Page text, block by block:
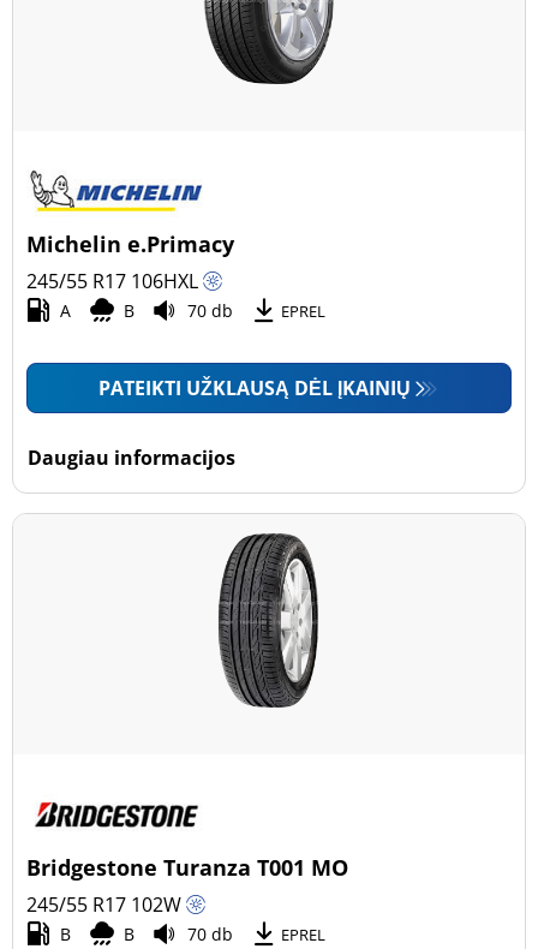
Michelin e.Primacy
245/55 R17 106HXL
A B 70 db EPREL
PATEIKTI UŽKLAUSĄ DĖL ĮKAINIŲ
Daugiau informacijos
Bridgestone Turanza T001 MO
245/55 R17 102W
B B 70 db EPREL